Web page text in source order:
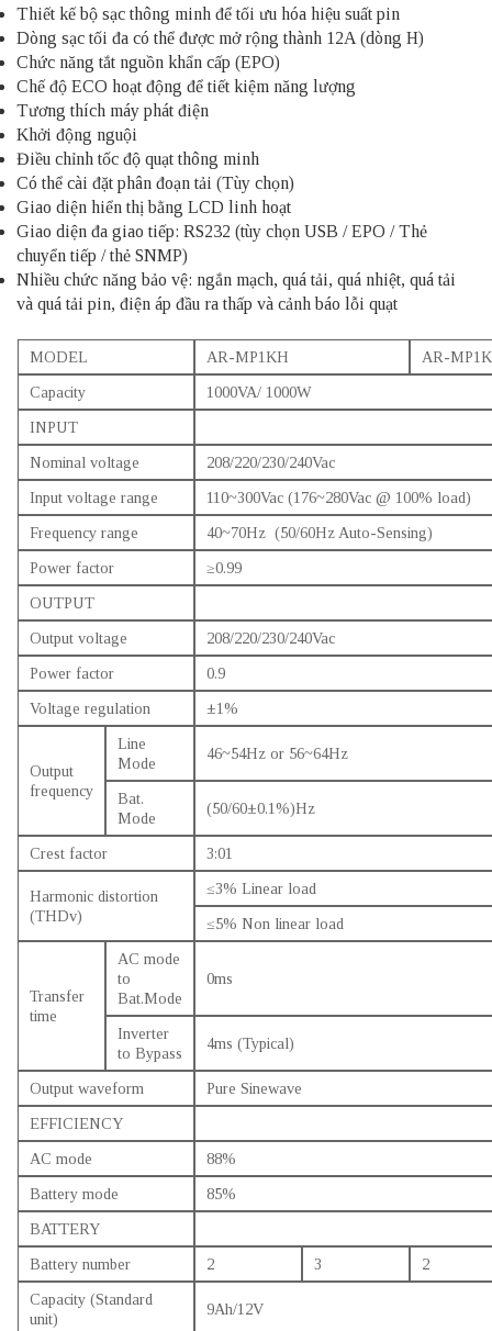
Thiết kế bộ sạc thông minh để tối ưu hóa hiệu suất pin
Dòng sạc tối đa có thể được mở rộng thành 12A (dòng H)
Chức năng tắt nguồn khẩn cấp (EPO)
Chế độ ECO hoạt động để tiết kiệm năng lượng
Tương thích máy phát điện
Khởi động nguội
Điều chỉnh tốc độ quạt thông minh
Có thể cài đặt phân đoạn tải (Tùy chọn)
Giao diện hiển thị bằng LCD linh hoạt
Giao diện đa giao tiếp: RS232 (tùy chọn USB / EPO / Thẻ
chuyển tiếp / thẻ SNMP)
Nhiều chức năng bảo vệ: ngắn mạch, quá tải, quá nhiệt, quá tải
và quá tải pin, điện áp đầu ra thấp và cảnh báo lỗi quạt
MODEL AR-MP1KH
AR-
Capacity
1000VA/ 1000W
INPUT
Nominal voltage
208/220/230/240Vac
Input voltage range
110~300Vac (176~280Vac @ 100% load)
Frequency range
40~70Hz (50/60Hz Auto-Sensing)
Power factor
≥0.99
OUTPUT
Output voltage
208/220/230/240Vac
Power factor
0.9
Voltage regulation
±1%
Output
frequency
Line
Mode
46~54Hz or 56~64Hz
Bat.
Mode
(50/60±0.1%)Hz
Crest factor 3:01
Harmonic distortion
(THDv)
≤3% Linear load
≤5% Non linear load
Transfer
time
AC mode
to
Bat.Mode
0ms
Inverter
to Bypass
4ms (Typical)
Output waveform
Pure Sinewave
EFFICIENCY
AC mode
88%
Battery mode
85%
BATTERY
Battery number
2 3
2
Capacity (Standard
unit)
9Ah/12V